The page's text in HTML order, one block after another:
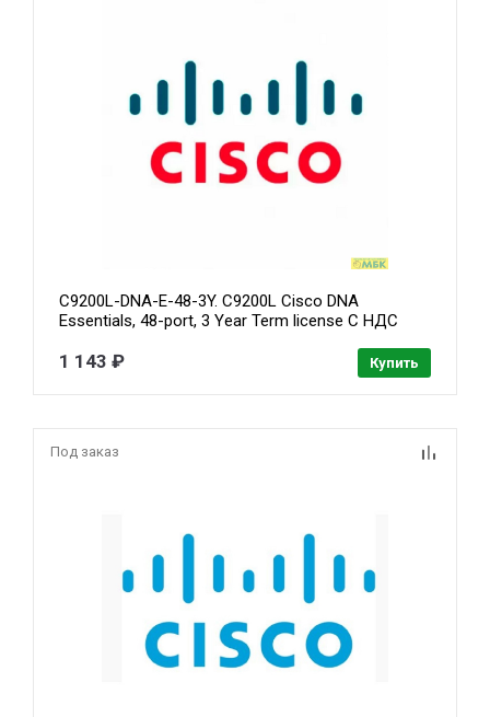
C9200L-DNA-E-48-3Y. C9200L Cisco DNA
Essentials, 48-port, 3 Year Term license С НДС
1 143 ₽ Купить
Под заказ